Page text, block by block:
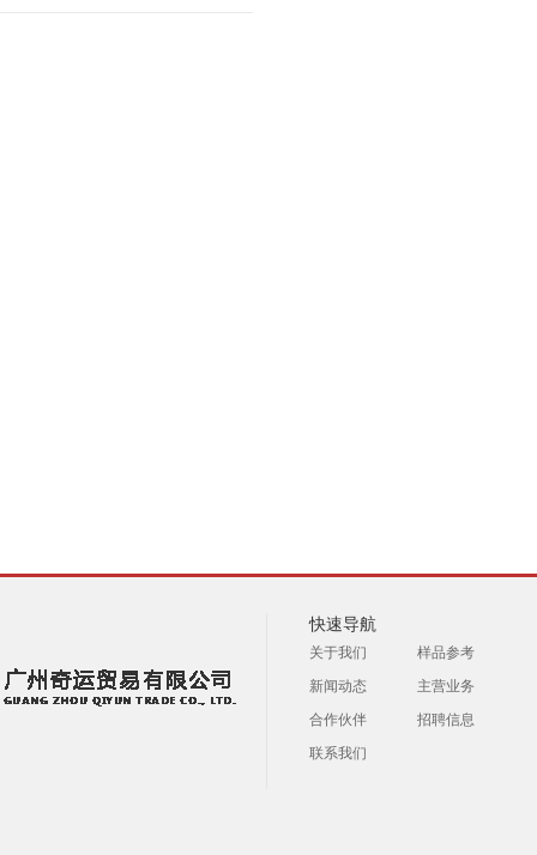
快速导航
关于我们
样品参考
新闻动态
主营业务
合作伙伴
招聘信息
联系我们